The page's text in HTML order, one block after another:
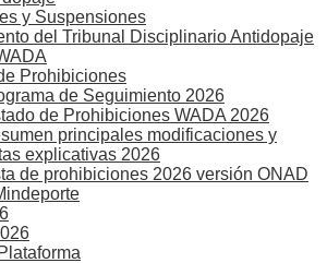
y Suspensiones
del Tribunal Disciplinario Antidopaje
Prohibiciones
de Seguimiento 2026
de Prohibiciones WADA 2026
principales modificaciones y
explicativas 2026
de prohibiciones 2026 versión ONAD